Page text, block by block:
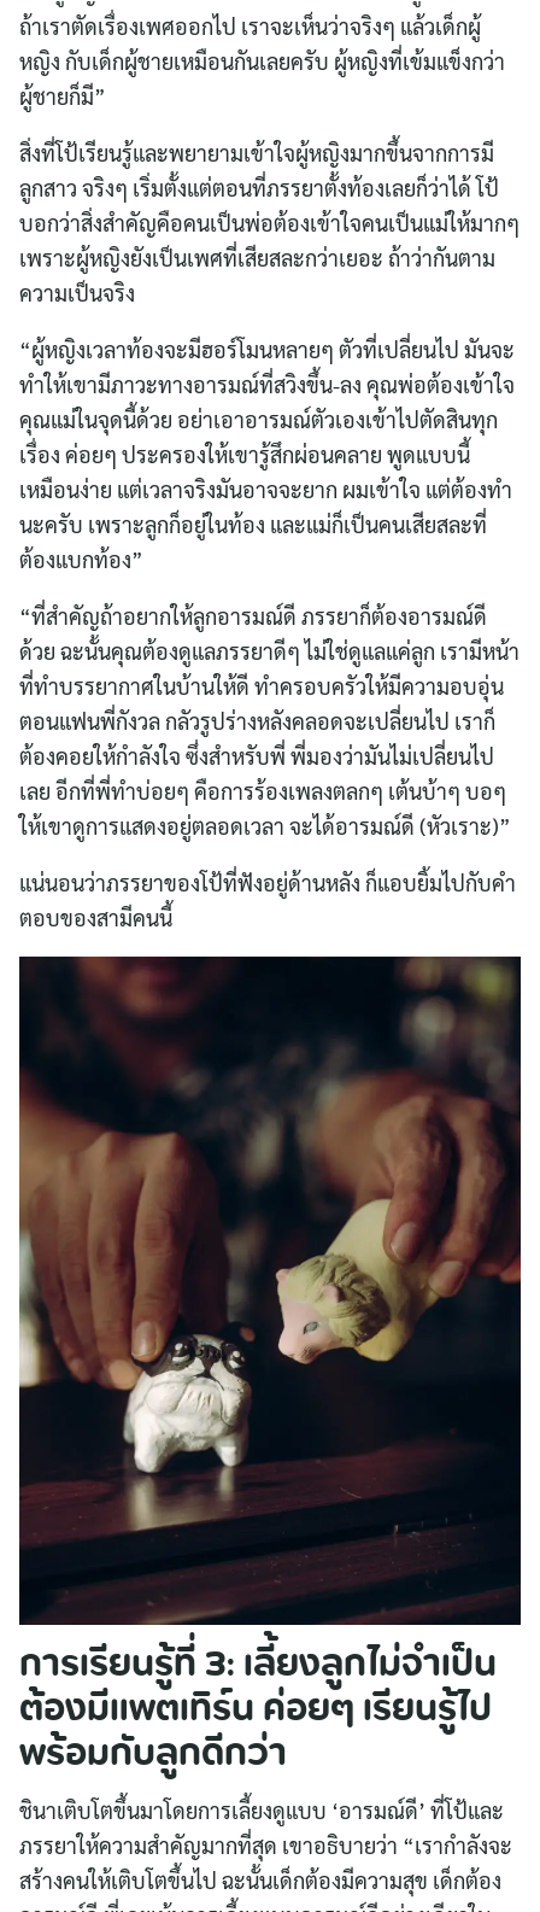
Search
ถ้าเราตัดเรื่องเพศออกไป เราจะเห็นว่าจริงๆ แล้วเด็กผู้
หญิง กับเด็กผู้ชายเหมือนกันเลยครับ ผู้หญิงที่เข้มแข็งกว่า
ผู้ชายก็มี”
สิ่งที่โป้เรียนรู้และพยายามเข้าใจผู้หญิงมากขึ้นจากการมี
ลูกสาว จริงๆ เริ่มตั้งแต่ตอนที่ภรรยาตั้งท้องเลยก็ว่าได้ โป้
บอกว่าสิ่งสำคัญคือคนเป็นพ่อต้องเข้าใจคนเป็นแม่ให้มากๆ
เพราะผู้หญิงยังเป็นเพศที่เสียสละกว่าเยอะ ถ้าว่ากันตาม
ความเป็นจริง
“ผู้หญิงเวลาท้องจะมีฮอร์โมนหลายๆ ตัวที่เปลี่ยนไป มันจะ
ทำให้เขามีภาวะทางอารมณ์ที่สวิงขึ้น-ลง คุณพ่อต้องเข้าใจ
คุณแม่ในจุดนี้ด้วย อย่าเอาอารมณ์ตัวเองเข้าไปตัดสินทุก
เรื่อง ค่อยๆ ประครองให้เขารู้สึกผ่อนคลาย พูดแบบนี้
เหมือนง่าย แต่เวลาจริงมันอาจจะยาก ผมเข้าใจ แต่ต้องทำ
นะครับ เพราะลูกก็อยู่ในท้อง และแม่ก็เป็นคนเสียสละที่
ต้องแบกท้อง”
“ที่สำคัญถ้าอยากให้ลูกอารมณ์ดี ภรรยาก็ต้องอารมณ์ดี
ด้วย ฉะนั้นคุณต้องดูแลภรรยาดีๆ ไม่ใช่ดูแลแค่ลูก เรามีหน้า
ที่ทำบรรยากาศในบ้านให้ดี ทำครอบครัวให้มีความอบอุ่น
ตอนแฟนพี่กังวล กลัวรูปร่างหลังคลอดจะเปลี่ยนไป เราก็
ต้องคอยให้กำลังใจ ซึ่งสำหรับพี่ พี่มองว่ามันไม่เปลี่ยนไป
เลย อีกที่พี่ทำบ่อยๆ คือการร้องเพลงตลกๆ เต้นบ้าๆ บอๆ
ให้เขาดูการแสดงอยู่ตลอดเวลา จะได้อารมณ์ดี (หัวเราะ)”
แน่นอนว่าภรรยาของโป้ที่ฟังอยู่ด้านหลัง ก็แอบยิ้มไปกับคำ
ตอบของสามีคนนี้
การเรียนรู้ที่ 3: เลี้ยงลูกไม่จำเป็น
ต้องมีแพตเทิร์น ค่อยๆ เรียนรู้ไป
พร้อมกับลูกดีกว่า
ชินาเติบโตขึ้นมาโดยการเลี้ยงดูแบบ ‘อารมณ์ดี’ ที่โป้และ
ภรรยาให้ความสำคัญมากที่สุด เขาอธิบายว่า “เรากำลังจะ
สร้างคนให้เติบโตขึ้นไป ฉะนั้นเด็กต้องมีความสุข เด็กต้อง